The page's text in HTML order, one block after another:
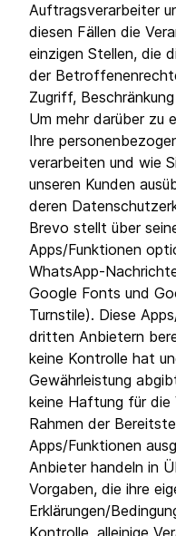
Auftragsverarbeiter
diesen Fällen die
einzigen Stellen, die
der
Zugriff,
Um mehr darüber zu
Ihre
verarbeiten und wie
unseren Kunden
deren
Brevo stellt über
Apps/Funktionen
WhatsApp-
Google Fonts und
Turnstile). Diese
dritten Anbietern
keine Kontrolle hat
Gewährleistung
keine Haftung für die
Rahmen der
Apps/Funktionen
Anbieter handeln in
Vorgaben, die ihre
Erklärungen/
Kontrolle, alleinige